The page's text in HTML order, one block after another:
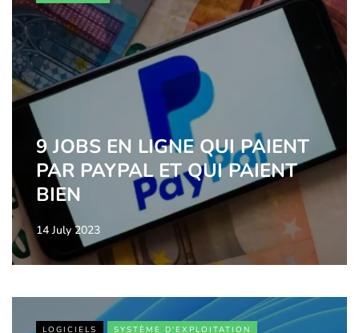
9 JOBS EN LIGNE QUI PAIENT
PAR PAYPAL ET QUI PAIENT
BIEN
14 July 2023
LOGICIELS
SYSTÈME D'EXPLOITATION